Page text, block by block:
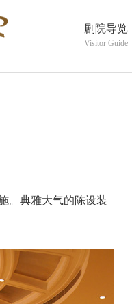
剧院导览
Visitor Guide
。典雅大气的陈设装